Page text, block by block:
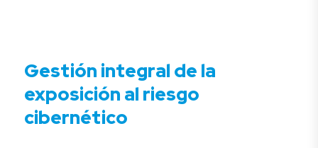
Gestión integral de la
exposición al riesgo
cibernético